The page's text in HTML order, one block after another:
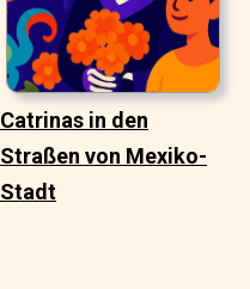
Catrinas in den
Straßen von Mexiko-
Stadt